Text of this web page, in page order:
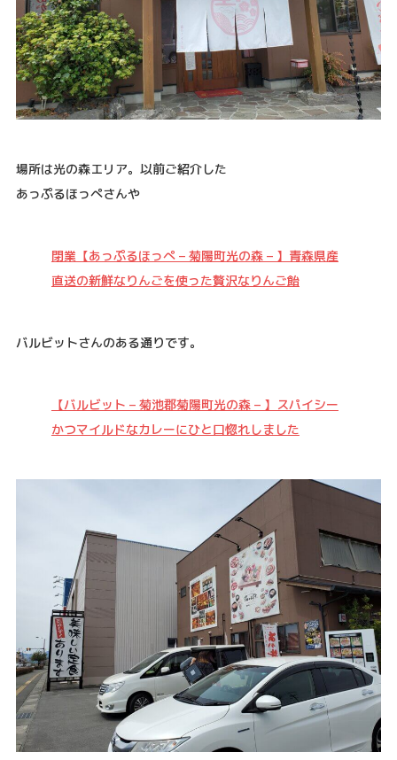
場所は光の森エリア。以前ご紹介した
あっぷるほっぺさんや
閉業【あっぷるほっぺ – 菊陽町光の森 – 】青森県産
直送の新鮮なりんごを使った贅沢なりんご飴
バルビットさんのある通りです。
【バルビット – 菊池郡菊陽町光の森 – 】スパイシー
かつマイルドなカレーにひと口惚れしました